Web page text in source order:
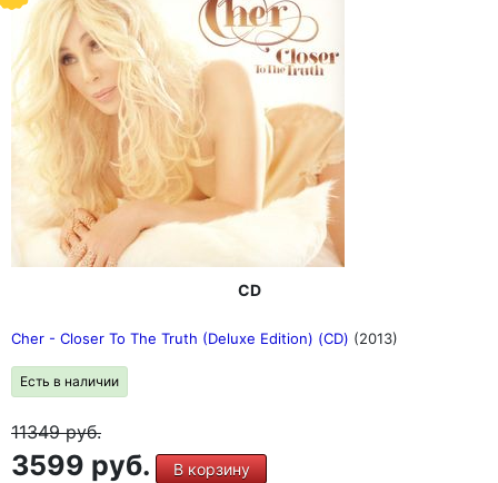
CD
Cher - Closer To The Truth (Deluxe Edition) (CD) (2013)
Есть в наличии
11349руб.
3599 руб. В корзину